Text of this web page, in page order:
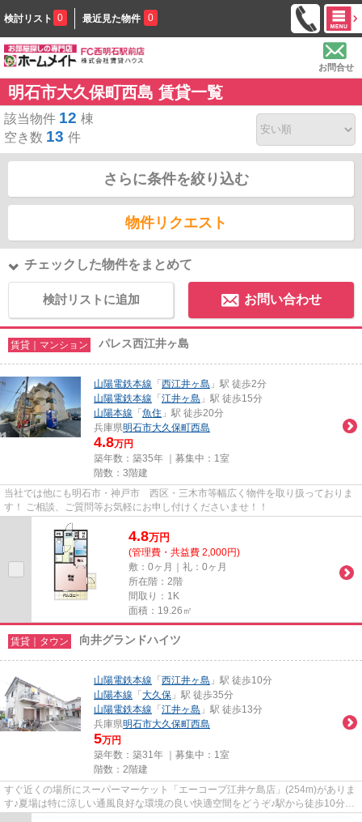
検討リスト 0 最近見た物件 0
お問合せ
明石市大久保町西島 賃貸一覧
該当物件 12 棟
空き数 13 件
さらに条件を絞り込む
物件リクエスト
チェックした物件をまとめて
検討リストに追加 お問い合わせ
賃貸｜マンション パレス西江井ヶ島
山陽電鉄本線 「 西江井ヶ島 」駅 徒歩2分
山陽電鉄本線 「 江井ヶ島 」駅 徒歩15分
山陽本線 「 魚住 」駅 徒歩20分
兵庫県明石市大久保町西島
4.8万円
築年数：築35年 ｜募集中： 1室
階数：3階建
当社では他にも明石市・神戸市 西区・三木市等幅広く物件を取り扱っておりま
す！ ご相談、ご質問等お気軽にお申し付けくださいませ！！
4.8万円
(管理費・共益費 2,000円)
敷：0ヶ月｜礼：0ヶ月
所在階：2階
間取り：1K
面積：19.26㎡
賃貸｜タウン 向井グランドハイツ
山陽電鉄本線 「 西江井ヶ島 」駅 徒歩10分
山陽本線 「 大久保 」駅 徒歩35分
山陽電鉄本線 「 江井ヶ島 」駅 徒歩13分
兵庫県明石市大久保町西島
5万円
築年数：築31年 ｜募集中： 1室
階数：2階建
すぐ近くの場所にスーパーマーケット「エーコープ江井ケ島店」(254m)がありま
す♪夏場は特に涼しい通風良好な環境の良い快適空間をどうぞ♪駅から徒歩10分に